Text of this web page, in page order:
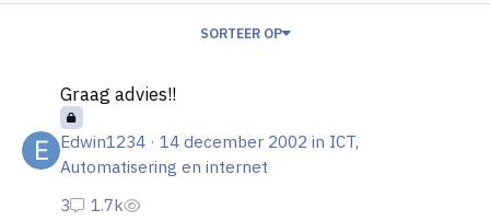
SORTEER OP
Graag advies!!
Edwin1234· 14 december 2002 in ICT,
Automatisering en internet